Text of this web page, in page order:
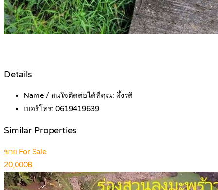
Details
Name / สนใจติดต่อได้ที่คุณ: ผึ้งรติ
เบอร์โทร: 0619419639
Similar Properties
ขาย For Sale
20,000฿